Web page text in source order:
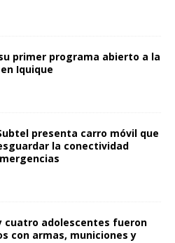
primer programa abierto a la
Iquique
presenta carro móvil que
la conectividad
cuatro adolescentes fueron
con armas, municiones y